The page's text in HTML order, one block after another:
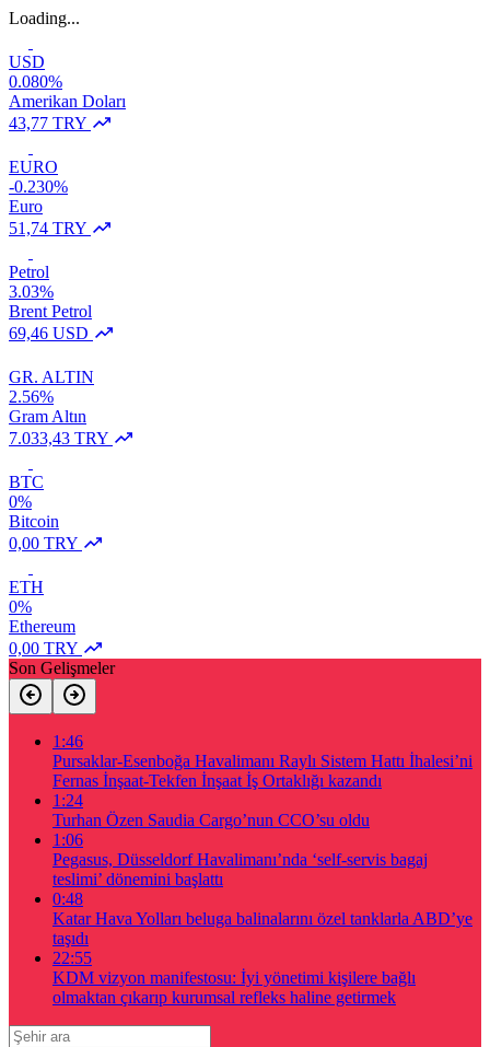
Loading...
USD
0.080%
Amerikan Doları
43,77 TRY
EURO
-0.230%
Euro
51,74 TRY
Petrol
3.03%
Brent Petrol
69,46 USD
GR. ALTIN
2.56%
Gram Altın
7.033,43 TRY
BTC
0%
Bitcoin
0,00 TRY
ETH
0%
Ethereum
0,00 TRY
Son Gelişmeler
1:46
Pursaklar-Esenboğa Havalimanı Raylı Sistem Hattı İhalesi’ni
Fernas İnşaat-Tekfen İnşaat İş Ortaklığı kazandı
1:24
Turhan Özen Saudia Cargo’nun CCO’su oldu
1:06
Pegasus, Düsseldorf Havalimanı’nda ‘self-servis bagaj
teslimi’ dönemini başlattı
0:48
Katar Hava Yolları beluga balinalarını özel tanklarla ABD’ye
taşıdı
22:55
KDM vizyon manifestosu: İyi yönetimi kişilere bağlı
olmaktan çıkarıp kurumsal refleks haline getirmek